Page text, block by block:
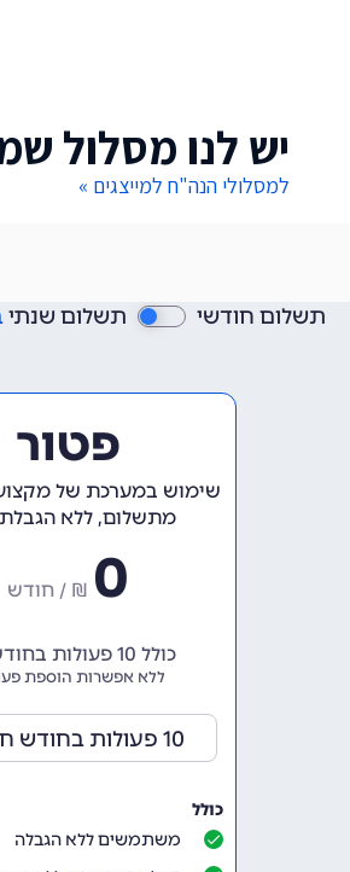
יש לנו מסלול
למסלולי הנה"ח למייצגים »